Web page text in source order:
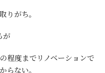
りがち。
が
程度までリノベーションで
らない。